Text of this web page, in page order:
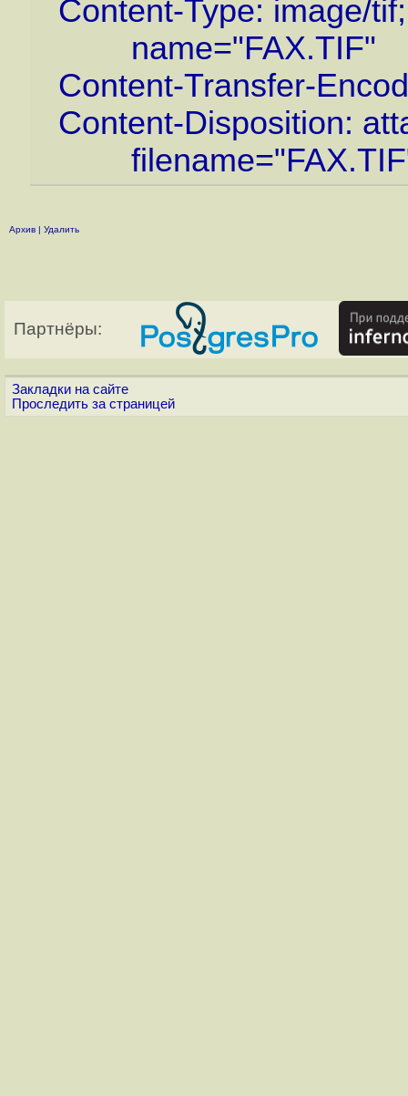
Content-Type: image/tif;
name="FAX.TIF"
Content-Transfer-
Content-Disposition:
Архив | Удалить
Партнёры:
Закладки на сайте
Проследить за страницей